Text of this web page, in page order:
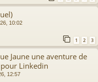
10:02
1 2 3
Jaune une aventure de
Linkedin
12:57